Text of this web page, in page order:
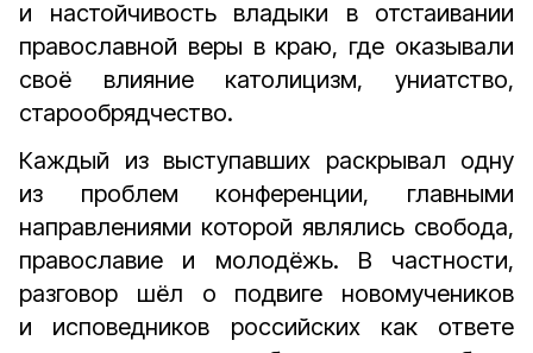
и настойчивость владыки в отстаивании
православной веры в краю, где оказывали
своё влияние католицизм, униатство,
старообрядчество.
Каждый из выступавших раскрывал одну
из проблем конференции, главными
направлениями которой являлись свобода,
православие и молодёжь. В частности,
разговор шёл о подвиге новомучеников
и исповедников российских как ответе